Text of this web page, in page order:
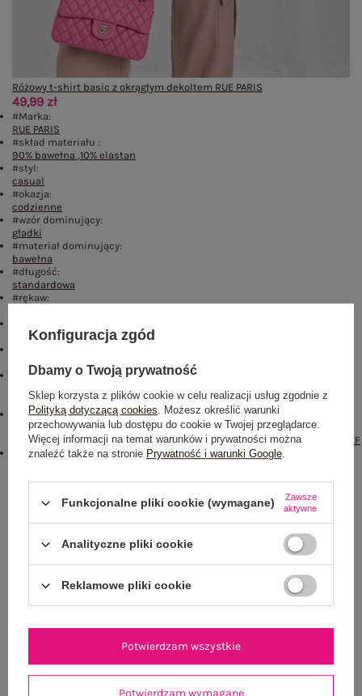
Różowy t-shirt basic z okrągłym dekoltem RUE PARIS
49,99 zł
#Marka:
RUE PARIS
#skład materiału :
90% bawełna ,10% elastan
#styl:
casual
#okazja:
codzienne
#wzór dominujący:
gładki
#materiał dominujący:
bawełna
#długość:
standardowa
#rękaw:
okrągły
pranie w pralce w 30°C
#modelka:
Modelka ma na sobie rozmiar S/M. Wymiary modelki: wzrost 169 cm,
biust 88 cm, talia 68 cm, biodra 89 cm
emblemat_FP:
txt_COTTON
COMFORT#546070#FFFFFF,dół,lewo,col,txt_BESTSELLER#0FA67E#FFFFFF
Buy the look:
Rozmiar: L/XL
Centrum Logistyczne Nadarzyn
Dostępny
Konfiguracja zgód
Dbamy o Twoją prywatność
Sklep korzysta z plików cookie w celu realizacji usług zgodnie z
Polityką dotyczącą cookies. Możesz określić warunki
przechowywania lub dostępu do cookie w Twojej przeglądarce.
Więcej informacji na temat warunków i prywatności można
znaleźć także na stronie Prywatność i warunki Google.
Funkcjonalne pliki cookie (wymagane)
Zawsze
aktywne
Analityczne pliki cookie
Reklamowe pliki cookie
Potwierdzam wymagane
Potwierdzam wszystkie